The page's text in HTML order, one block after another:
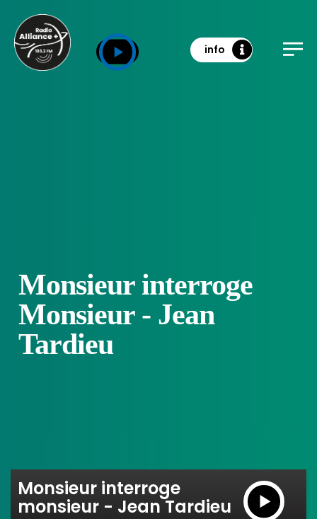
info
Monsieur interroge
Monsieur - Jean
Tardieu
Monsieur interroge
monsieur - Jean Tardieu